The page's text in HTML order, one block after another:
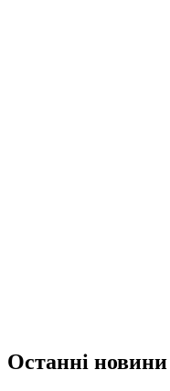
Останні новини